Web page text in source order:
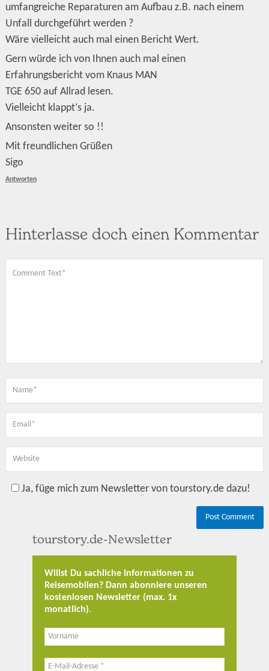
umfangreiche Reparaturen am Aufbau z.B. nach einem
Unfall durchgeführt werden ?
Wäre vielleicht auch mal einen Bericht Wert.
Gern würde ich von Ihnen auch mal einen
Erfahrungsbericht vom Knaus MAN
TGE 650 auf Allrad lesen.
Vielleicht klappt‘s ja.
Ansonsten weiter so !!
Mit freundlichen Grüßen
Sigo
Antworten
Hinterlasse doch einen Kommentar
Ja, füge mich zum Newsletter von tourstory.de dazu!
tourstory.de-Newsletter
Willst Du sachliche Informationen zu
Reisemobilen? Dann abonniere unseren
kostenlosen Newsletter (max. 1x
monatlich).